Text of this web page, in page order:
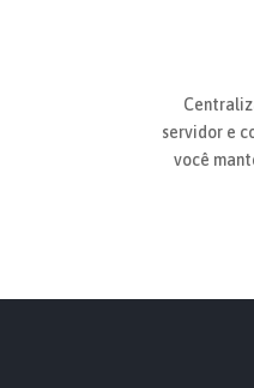
servidor e
você